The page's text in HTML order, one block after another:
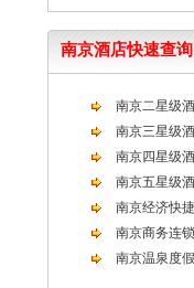
南京酒店快速查询
南京二星级
南京三星级
南京四星级
南京五星级
南京经济快
南京商务连
南京温泉度